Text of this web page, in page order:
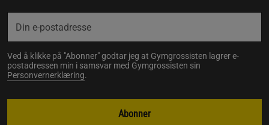
Ved å klikke på "Abonner" godtar jeg at Gymgrossisten lagrer e-
postadressen min i samsvar med Gymgrossisten sin
Personvernerklæring.
Abonner